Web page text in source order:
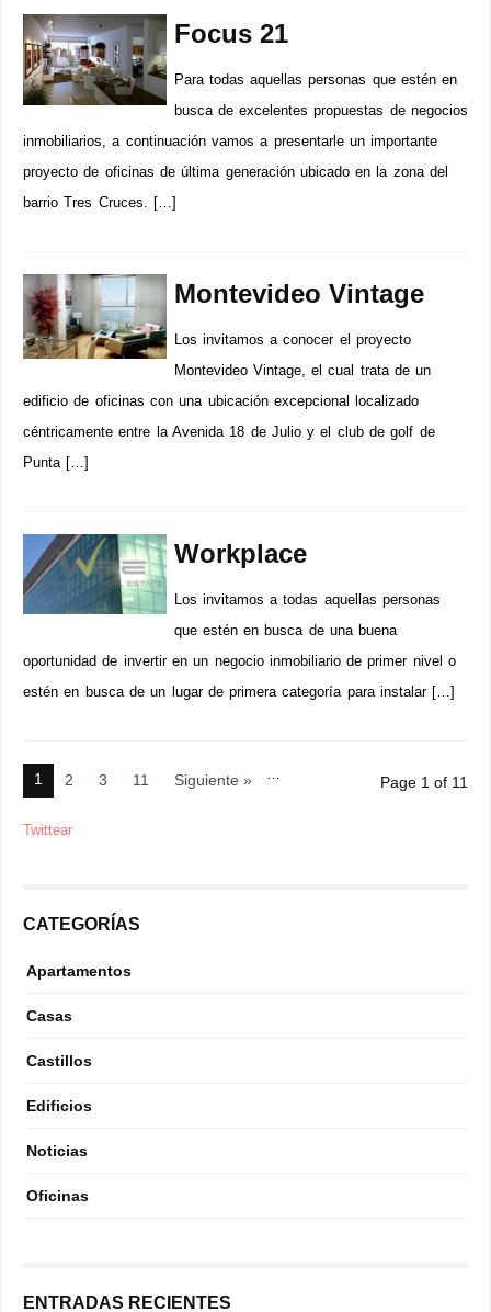
Focus 21
Para todas aquellas personas que estén en
busca de excelentes propuestas de negocios
inmobiliarios, a continuación vamos a presentarle un importante
proyecto de oficinas de última generación ubicado en la zona del
barrio Tres Cruces. […]
Montevideo Vintage
Los invitamos a conocer el proyecto
Montevideo Vintage, el cual trata de un
edificio de oficinas con una ubicación excepcional localizado
céntricamente entre la Avenida 18 de Julio y el club de golf de
Punta […]
Workplace
Los invitamos a todas aquellas personas
que estén en busca de una buena
oportunidad de invertir en un negocio inmobiliario de primer nivel o
estén en busca de un lugar de primera categoría para instalar […]
1 2 3 …
11 Siguiente » Page 1 of 11
Twittear
CATEGORÍAS
Apartamentos
Casas
Castillos
Edificios
Noticias
Oficinas
ENTRADAS RECIENTES